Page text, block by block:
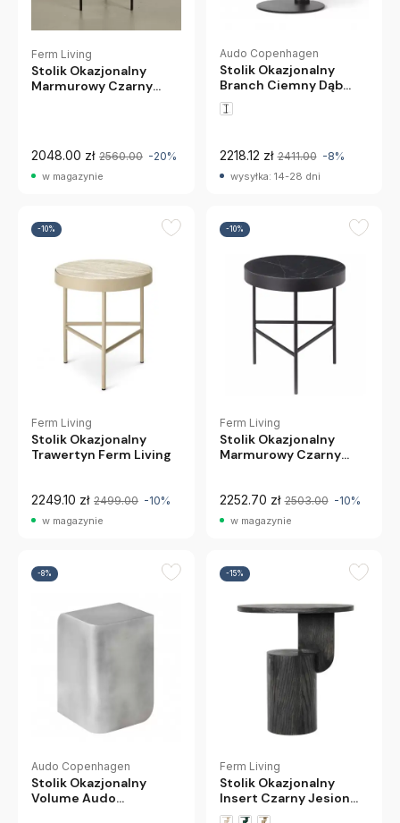
Ferm Living
Stolik Okazjonalny
Marmurowy Czarny
2048.00 zł 2560.00 -20%
w magazynie
Audo Copenhagen
Stolik Okazjonalny
Branch Ciemny Dąb
Audo Copenhagen
2218.12 zł 2411.00 -8%
wysyłka: 14-28 dni
-10%
Ferm Living
Stolik Okazjonalny
Trawertyn Ferm Living
2249.10 zł 2499.00 -10%
w magazynie
-10%
Ferm Living
Stolik Okazjonalny
Marmurowy Czarny
2252.70 zł 2503.00 -10%
w magazynie
-8%
Audo Copenhagen
Stolik Okazjonalny
Volume Audo
-15%
Ferm Living
Stolik Okazjonalny
Insert Czarny Jesion
Ferm Living